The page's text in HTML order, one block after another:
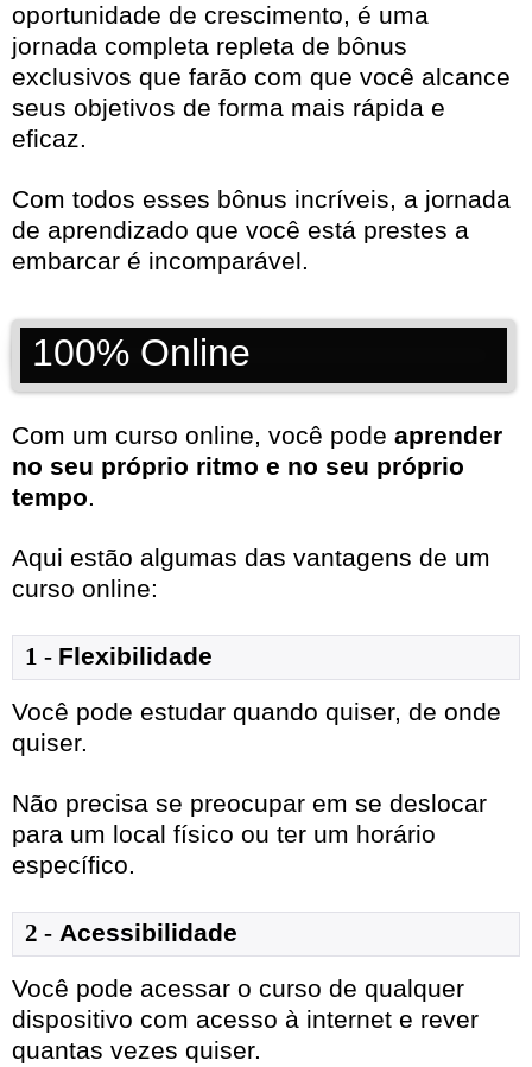
oportunidade de crescimento, é uma
jornada completa repleta de bônus
exclusivos que farão com que você alcance
seus objetivos de forma mais rápida e
eficaz.
Com todos esses bônus incríveis, a jornada
de aprendizado que você está prestes a
embarcar é incomparável.
100% Online
Com um curso online, você pode aprender
no seu próprio ritmo e no seu próprio
tempo.
Aqui estão algumas das vantagens de um
curso online:
1 - Flexibilidade
Você pode estudar quando quiser, de onde
quiser.
Não precisa se preocupar em se deslocar
para um local físico ou ter um horário
específico.
2 - Acessibilidade
Você pode acessar o curso de qualquer
dispositivo com acesso à internet e rever
quantas vezes quiser.